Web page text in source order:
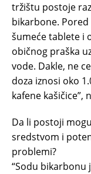
tržištu postoje
bikarbone.
šumeće tablete i
običnog praška
vode. Dakle, ne
doza iznosi oko
kafene kašičice”,
Da li postoji
sredstvom i
problemi?
“Sodu